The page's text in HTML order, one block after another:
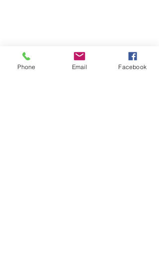
Phone Email Facebook